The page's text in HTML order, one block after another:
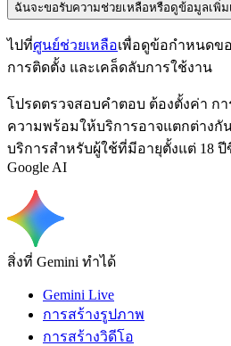
ฉันจะขอรับความช่วยเหลือหรือดูข้อมูลเพิ่
ไปที่ศูนย์ช่วยเหลือเพื่อดูข้อกำหนดข
การติดตั้ง และเคล็ดลับการใช้งาน
โปรดตรวจสอบคำตอบ ต้องตั้งค่า ก
ความพร้อมให้บริการอาจแตกต่างกั
บริการสำหรับผู้ใช้ที่มีอายุตั้งแต่ 18
Google AI
สิ่งที่ Gemini ทำได้
Gemini Live
การสร้างรูปภาพ
การสร้างวิดีโอ